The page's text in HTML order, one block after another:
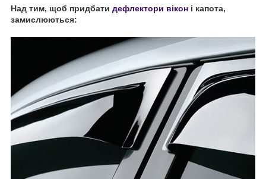
Над тим, щоб придбати дефлектори вікон і капота,
замислюються: